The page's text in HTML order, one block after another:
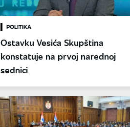
POLITIKA
Ostavku Vesića Skupština
konstatuje na prvoj narednoj
sednici